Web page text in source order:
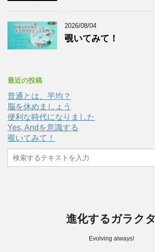
2026/08/04
覗いてみて！
最近の投稿
普通とは、平均？
脳を休めましょう
便利な時代になりました
Yes, Andを意識する
覗いてみて！
進化するガラクタ
Evolving always!